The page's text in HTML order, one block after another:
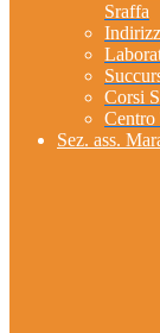
Sraffa
Corsi
Centro
Sez. ass.